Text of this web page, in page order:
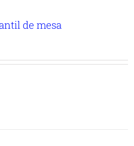
de mesa